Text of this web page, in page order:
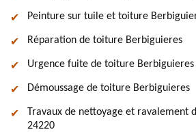
Peinture sur tuile et toiture
Réparation de toiture Berbiguieres
Urgence fuite de toiture Berbiguieres
Démoussage de toiture Berbiguieres
Travaux de nettoyage et ravalement
24220